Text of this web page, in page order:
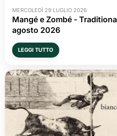
MERCOLEDÌ 29 LUGLIO 2026
Mangé e Zombé -
agosto 2026
LEGGI TUTTO